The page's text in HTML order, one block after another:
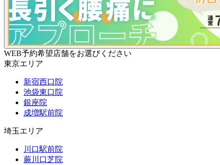
WEB予約希望店舗をお選びください
東京エリア
新宿西口院
池袋東口院
銀座院
成増駅前院
埼玉エリア
川口駅前院
蕨川口芝院